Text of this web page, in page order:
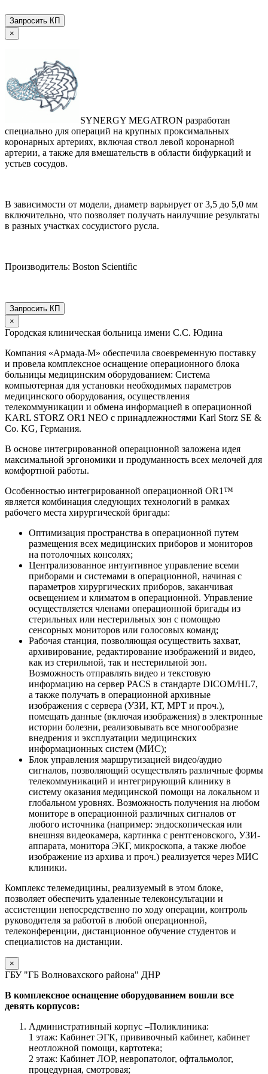
Запросить КП
×
SYNERGY MEGATRON разработан
специально для операций на крупных проксимальных
коронарных артериях, включая ствол левой коронарной
артерии, а также для вмешательств в области бифуркаций и
устьев сосудов.
В зависимости от модели, диаметр варьирует от 3,5 до 5,0 мм
включительно, что позволяет получать наилучшие результаты
в разных участках сосудистого русла.
Производитель: Boston Scientific
Запросить КП
×
Городская клиническая больница имени С.С. Юдина
Компания «Армада-М» обеспечила своевременную поставку
и провела комплексное оснащение операционного блока
больницы медицинским оборудованием: Система
компьютерная для установки необходимых параметров
медицинского оборудования, осуществления
телекоммуникации и обмена информацией в операционной
KARL STORZ OR1 NEO с принадлежностями Karl Storz SE &
Co. KG, Германия.
В основе интегрированной операционной заложена идея
максимальной эргономики и продуманность всех мелочей для
комфортной работы.
Особенностью интегрированной операционной OR1™
является комбинация следующих технологий в рамках
рабочего места хирургической бригады:
Оптимизация пространства в операционной путем
размещения всех медицинских приборов и мониторов
на потолочных консолях;
Централизованное интуитивное управление всеми
приборами и системами в операционной, начиная с
параметров хирургических приборов, заканчивая
освещением и климатом в операционной. Управление
осуществляется членами операционной бригады из
стерильных или нестерильных зон с помощью
сенсорных мониторов или голосовых команд;
Рабочая станция, позволяющая осуществить захват,
архивирование, редактирование изображений и видео,
как из стерильной, так и нестерильной зон.
Возможность отправлять видео и текстовую
информацию на сервер PACS в стандарте DICOM/HL7,
а также получать в операционной архивные
изображения с сервера (УЗИ, КТ, МРТ и проч.),
помещать данные (включая изображения) в электронные
истории болезни, реализовывать все многообразие
внедрения и эксплуатации медицинских
информационных систем (МИС);
Блок управления маршрутизацией видео/аудио
сигналов, позволяющий осуществлять различные формы
телекоммуникаций и интегрирующий клинику в
систему оказания медицинской помощи на локальном и
глобальном уровнях. Возможность получения на любом
мониторе в операционной различных сигналов от
любого источника (например: эндоскопическая или
внешняя видеокамера, картинка с рентгеновского, УЗИ-
аппарата, монитора ЭКГ, микроскопа, а также любое
изображение из архива и проч.) реализуется через МИС
клиники.
Комплекс телемедицины, реализуемый в этом блоке,
позволяет обеспечить удаленные телеконсультации и
ассистенции непосредственно по ходу операции, контроль
руководителя за работой в любой операционной,
телеконференции, дистанционное обучение студентов и
специалистов на дистанции.
×
ГБУ "ГБ Волновахского района" ДНР
В комплексное оснащение оборудованием вошли все
девять корпусов:
Административный корпус –Поликлиника:
1 этаж: Кабинет ЭГК, прививочный кабинет, кабинет
неотложной помощи, картотека;
2 этаж: Кабинет ЛОР, невропатолог, офтальмолог,
процедурная, смотровая;